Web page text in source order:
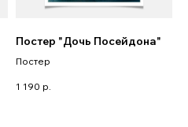
Постер "Дочь Посейдона"
Постер
1 190 р.